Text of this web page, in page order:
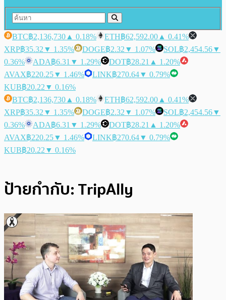
BTC฿2,136,730 ▲ 0.18% ETH฿62,592.00 ▲ 0.41%
XRP฿35.32 ▼ 1.35% DOGE฿2.32 ▼ 1.07% SOL฿2,454.56▼
0.36%
ADA฿6.31 ▼ 1.29% DOT฿28.21 ▲ 1.20%
AVAX฿220.25▼ 1.46% LINK฿270.64▼ 0.79%
KUB฿20.22 ▼ 0.16%
BTC฿2,136,730 ▲ 0.18% ETH฿62,592.00 ▲ 0.41%
XRP฿35.32 ▼ 1.35% DOGE฿2.32 ▼ 1.07% SOL฿2,454.56▼
0.36%
ADA฿6.31 ▼ 1.29% DOT฿28.21 ▲ 1.20%
AVAX฿220.25▼ 1.46% LINK฿270.64▼ 0.79%
KUB฿20.22 ▼ 0.16%
ป้ายกำกับ:TripAlly